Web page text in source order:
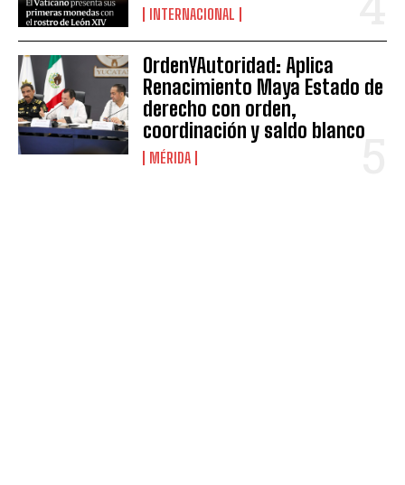
INTERNACIONAL
OrdenYAutoridad: Aplica
Renacimiento Maya Estado de
derecho con orden,
coordinación y saldo blanco
MÉRIDA